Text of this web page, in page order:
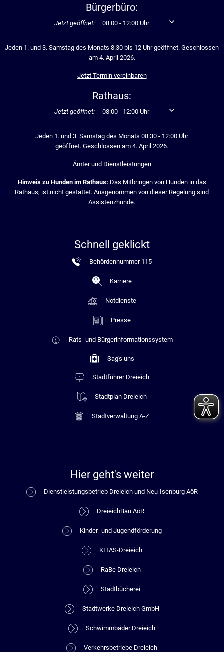
Bürgerbüro:
Klicken, um weitere Öffnungs- oder Schließzeiten
Jetzt geöffnet: 08:00- 12:00Uhr Von 08:00 bis 12:00
Jeden 1. und 3. Samstag des Monats 8.30 bis 12 Uhr geöffnet. Geschlossen
am 4. April 2026.
Jetzt Termin vereinbaren
Rathaus:
Klicken, um weitere Öffnungs- oder Schließzeiten
Jetzt geöffnet: 08:00- 12:00Uhr Von 08:00 bis 12:00
Jeden 1. und 3. Samstag des Monats 08:30 - 12:00 Uhr
geöffnet. Geschlossen am 4. April 2026.
Ämter und Dienstleistungen
Hinweis zu Hunden im Rathaus: Das Mitbringen von Hunden in das
Rathaus, ist nicht gestattet. Ausgenommen von dieser Regelung sind
Assistenzhunde.
Schnell geklickt
Behördennummer 115
Karriere
Notdienste
Presse
Rats- und Bürgerinformationssystem
Sag's uns
Stadtführer Dreieich
Stadtplan Dreieich
Stadtverwaltung A-Z
Hier geht's weiter
Dienstleistungsbetrieb Dreieich und Neu-Isenburg AöR
DreieichBau AöR
Kinder- und Jugendförderung
KITAS-Dreieich
RaBe Dreieich
Stadtbücherei
Stadtwerke Dreieich GmbH
Schwimmbäder Dreieich
Verkehrsbetriebe Dreieich